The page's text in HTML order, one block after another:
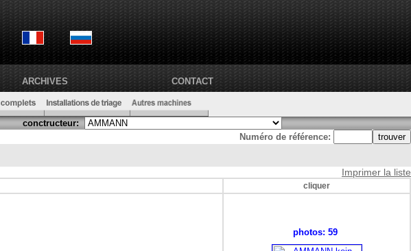
ARCHIVES CONTACT
conctructeur:
Numéro de référence:
Imprimer la liste
cliquer
photos: 59